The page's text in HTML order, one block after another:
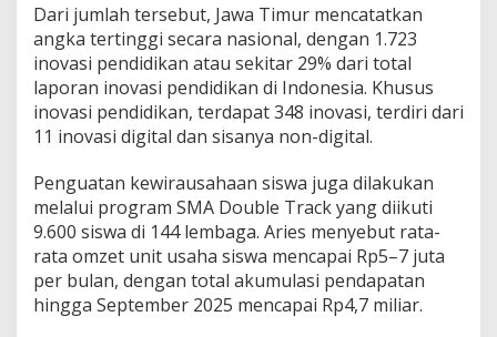
Dari jumlah tersebut, Jawa Timur mencatatkan
angka tertinggi secara nasional, dengan 1.723
inovasi pendidikan atau sekitar 29% dari total
laporan inovasi pendidikan di Indonesia. Khusus
inovasi pendidikan, terdapat 348 inovasi, terdiri dari
11 inovasi digital dan sisanya non-digital.
Penguatan kewirausahaan siswa juga dilakukan
melalui program SMA Double Track yang diikuti
9.600 siswa di 144 lembaga. Aries menyebut rata-
rata omzet unit usaha siswa mencapai Rp5–7 juta
per bulan, dengan total akumulasi pendapatan
hingga September 2025 mencapai Rp4,7 miliar.